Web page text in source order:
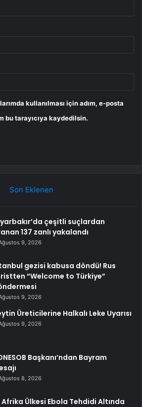
kullanılması için adım, e-posta
bu tarayıcıya kaydedilsin.
Son Eklenen
çeşitli suçlardan
137 zanlı yakalandı
9, 2026
gezisi kabusa döndü! Rus
“Welcome to Türkiye”
9, 2026
Üreticilerine Halkalı Leke Uyarısı
9, 2026
Başkanı’ndan Bayram
8, 2026
Afrika Ülkesi Ebola Tehdidi Altında